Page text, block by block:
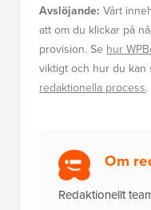
Avslöjande: Vårt
att om du klickar på
provision. Se hur
viktigt och hur du kan
redaktionella process.
Om
Redaktionellt